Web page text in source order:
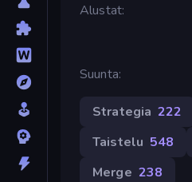
Alustat
Suunta
Strategia 222
Taistelu 548
Merge 238